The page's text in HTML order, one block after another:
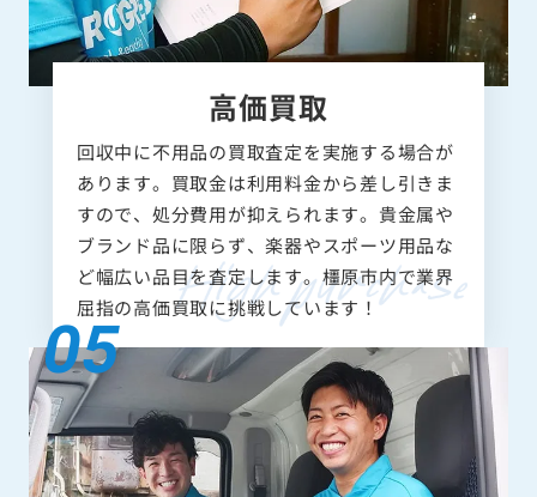
高価買取
回収中に不用品の買取査定を実施する場合が
あります。買取金は利用料金から差し引きま
すので、処分費用が抑えられます。貴金属や
ブランド品に限らず、楽器やスポーツ用品な
ど幅広い品目を査定します。橿原市内で業界
屈指の高価買取に挑戦しています！